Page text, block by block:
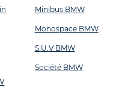
Minibus BMW
Monospace BMW
S.U.V BMW
Société BMW